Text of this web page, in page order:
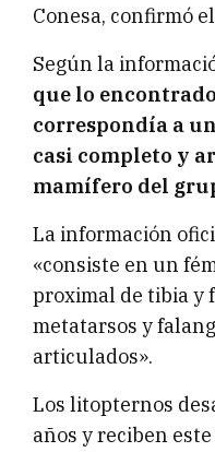
Conesa, confirmó
Según la
que lo
correspondía a
casi completo y
mamífero del
La información
«consiste en un
proximal de tibia y
metatarsos y
articulados».
Los litopternos
años y reciben